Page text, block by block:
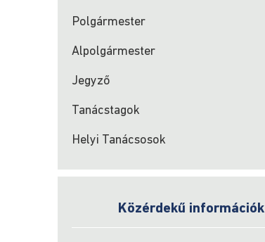
Polgármester
Alpolgármester
Jegyző
Tanácstagok
Helyi Tanácsosok
Közérdekű információk